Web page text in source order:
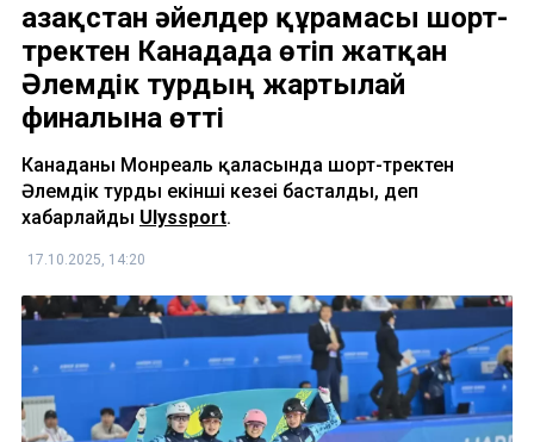
Қазақстан әйелдер құрамасы шорт-
тректен Канадада өтіп жатқан
Әлемдік турдың жартылай
финалына өтті
Канаданың Монреаль қаласында шорт-тректен
Әлемдік турдың екінші кезеңі басталды, деп
хабарлайды Ulyssport.
17.10.2025, 14:20